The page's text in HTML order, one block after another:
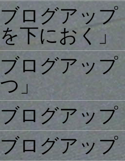
ブログアッ
を下におく」
ブログアッ
つ」
ブログアップ
ブログアップ